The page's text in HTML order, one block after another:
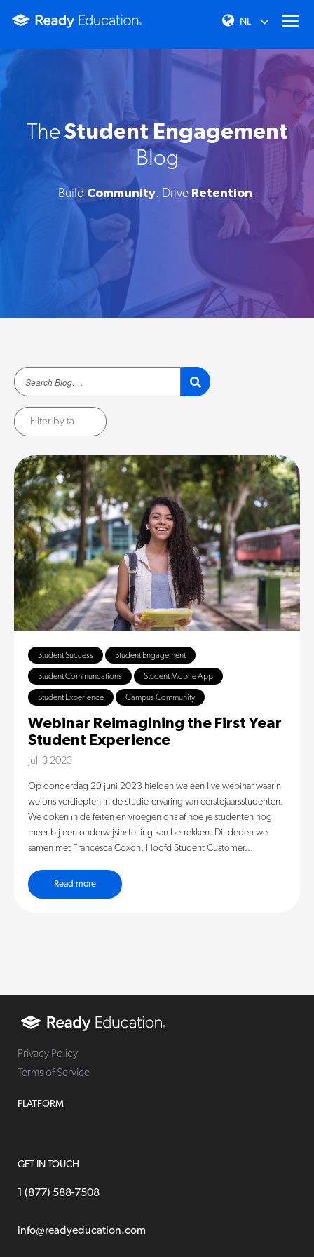
TheStudent Engagement
Blog
Build Community. Drive Retention.
Filter by ta
Student Success Student Engagement
Student Communcations Student Mobile App
Student Experience Campus Community
Webinar Reimagining the First Year
Student Experience
juli 3 2023
Op donderdag 29 juni 2023 hielden we een live webinar waarin
we ons verdiepten in de studie-ervaring van eerstejaarsstudenten.
We doken in de feiten en vroegen ons af hoe je studenten nog
meer bij een onderwijsinstelling kan betrekken. Dit deden we
samen met Francesca Coxon, Hoofd Student Customer...
Read more
Privacy Policy
Terms of Service
PLATFORM
GET IN TOUCH
1 (877) 588-7508
info@readyeducation.com